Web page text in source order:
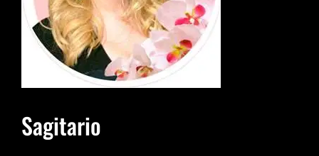
Sagitario